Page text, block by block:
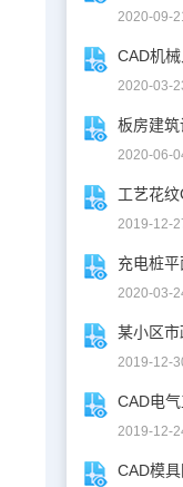
2020-09-
2020-03-
板房建
2020-06-
工艺花
2019-12-
2020-03-
某小区市
2019-12-
CAD电
2019-12-
CAD模